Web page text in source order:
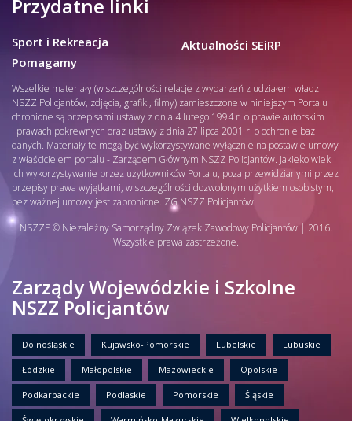
Przydatne linki
Sport i Rekreacja
Pomagamy
Aktualności SEiRP
Wszelkie materiały (w szczególności relacje z wydarzeń z udziałem władz
NSZZ Policjantów, zdjęcia, grafiki, filmy) zamieszczone w niniejszym Portalu
chronione są przepisami ustawy z dnia 4 lutego 1994 r. o prawie autorskim
i prawach pokrewnych oraz ustawy z dnia 27 lipca 2001 r. o ochronie baz
danych. Materiały te mogą być wykorzystywane wyłącznie na postawie umowy
z właścicielem portalu - Zarządem Głównym NSZZ Policjantów. Jakiekolwiek
ich wykorzystywanie przez użytkowników Portalu, poza przewidzianymi przez
przepisy prawa wyjątkami, w szczególności dozwolonym użytkiem osobistym,
bez ważnej umowy jest zabronione. ZG NSZZ Policjantów
NSZZP © Niezależny Samorządny Związek Zawodowy Policjantów | 2016.
Wszystkie prawa zastrzeżone.
Zarządy Wojewódzkie i Szkolne
NSZZ Policjantów
Dolnośląskie Kujawsko-Pomorskie Lubelskie Lubuskie
Łódzkie Małopolskie Mazowieckie Opolskie
Podkarpackie Podlaskie Pomorskie Śląskie